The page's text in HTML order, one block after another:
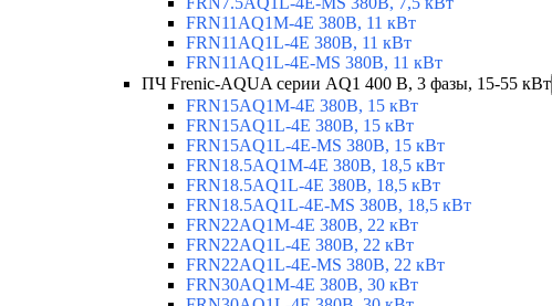
FRN11AQ1M-4E 380В, 11 кВт
FRN11AQ1L-4E 380В, 11 кВт
FRN11AQ1L-4E-MS 380В, 11 кВт
ПЧ Frenic-AQUA серии AQ1 400 В, 3 фазы, 15-55 кВт
FRN15AQ1M-4E 380В, 15 кВт
FRN15AQ1L-4E 380В, 15 кВт
FRN15AQ1L-4E-MS 380В, 15 кВт
FRN18.5AQ1M-4E 380В, 18,5 кВт
FRN18.5AQ1L-4E 380В, 18,5 кВт
FRN18.5AQ1L-4E-MS 380В, 18,5 кВт
FRN22AQ1M-4E 380В, 22 кВт
FRN22AQ1L-4E 380В, 22 кВт
FRN22AQ1L-4E-MS 380В, 22 кВт
FRN30AQ1M-4E 380В, 30 кВт